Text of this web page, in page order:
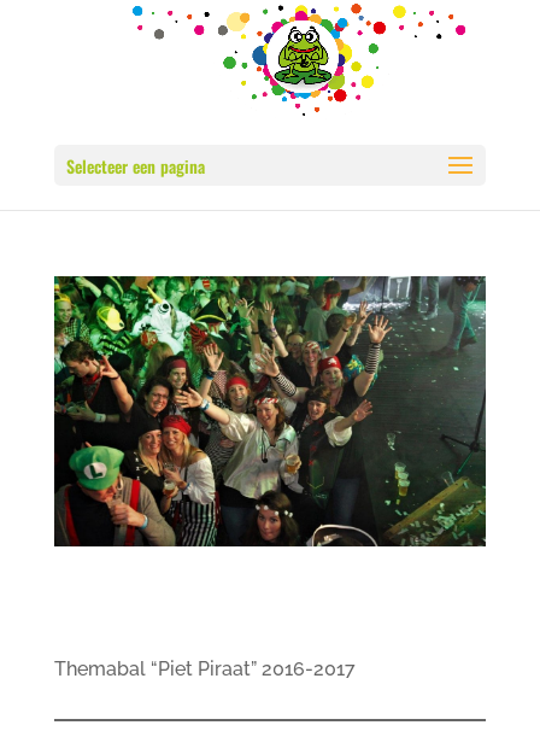
Selecteer een pagina
Themabal “Piet Piraat” 2016-2017